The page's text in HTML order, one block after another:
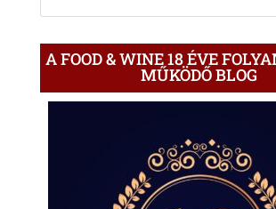
A FOOD & WINE 18 ÉVE
MŰKÖDŐ BLOG